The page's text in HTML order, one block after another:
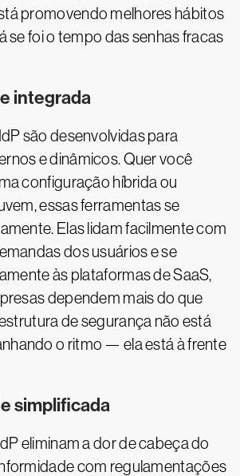
promovendo melhores hábitos
se foi o tempo das senhas fracas
integrada
são desenvolvidas para
e dinâmicos. Quer você
configuração híbrida ou
essas ferramentas se
Elas lidam facilmente com
dos usuários e se
às plataformas de SaaS,
dependem mais do que
de segurança não está
o ritmo — ela está à frente
simplificada
eliminam a dor de cabeça do
com regulamentações